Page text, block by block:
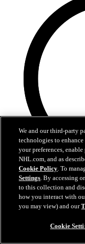
1:39
Lo mejor del
Echen un vistazo a los
We and our third-party
technologies to
your preferences,
NHL.com, and as
Cookie Policy. To
Settings. By accessing
to this collection and
how you interact with
you may view) and our
Cookie